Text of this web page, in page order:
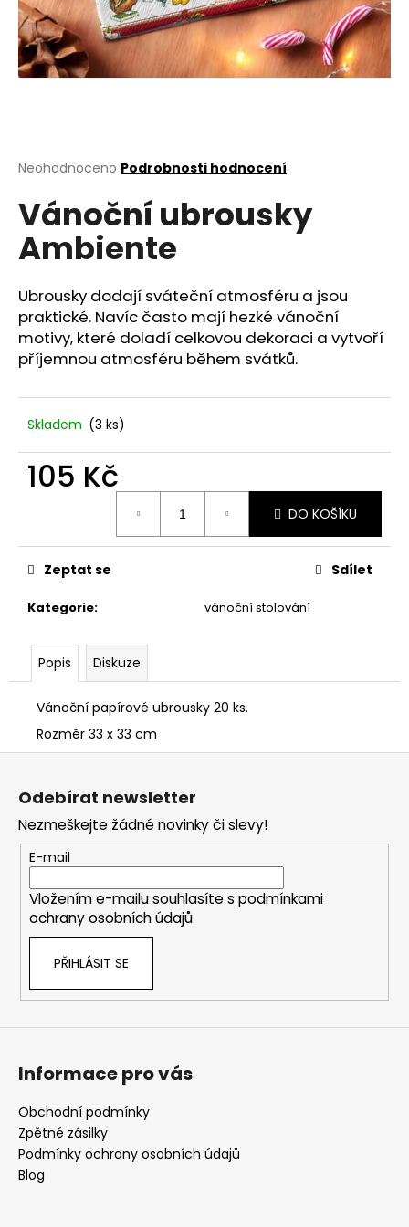
Průměrné
produktu
je
0,0
z
hvězdiček.
Neohodnoceno Podrobnosti hodnocení
Vánoční ubrousky
Ambiente
Ubrousky dodají sváteční atmosféru a jsou
praktické. Navíc často mají hezké vánoční
motivy, které doladí celkovou dekoraci a vytvoří
příjemnou atmosféru během svátků.
Skladem (3 ks)
105 Kč
DO KOŠÍKU
Kategorie: vánoční stolování
Zeptat se Sdílet
Popis Diskuze
Vánoční papírové ubrousky 20 ks.
Rozměr 33 x 33 cm
a
j
í
HLEDAT
D
o
p
o
r
u
u
j
e
m
PODZIMNÍ
DEKORACE
SLUNEČNICEMI.
Kč
Odebírat newsletter
Nezmeškejte žádné novinky či slevy!
E-mail
Vložením e-mailu souhlasíte s podmínkami
ochrany osobních údajů
PŘIHLÁSIT SE
Informace pro vás
Obchodní podmínky
Zpětné zásilky
Podmínky ochrany osobních údajů
Blog